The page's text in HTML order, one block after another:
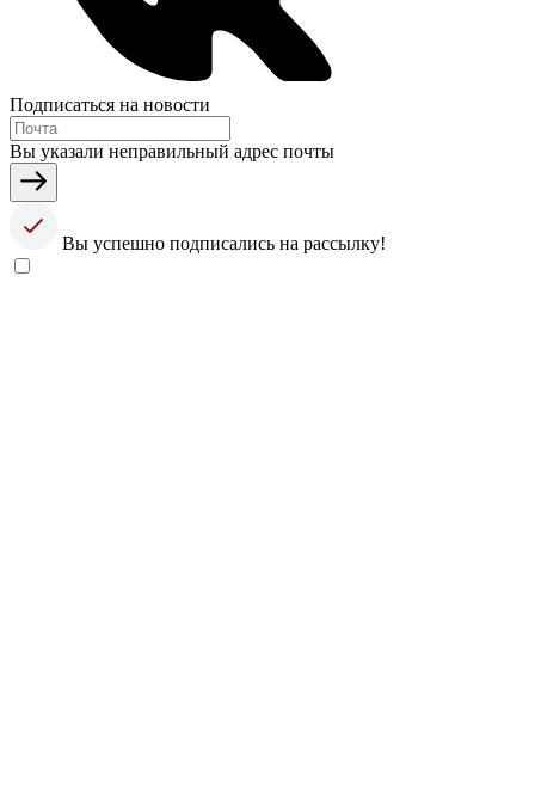
Подписаться на новости
Вы указали неправильный адрес почты
Вы успешно подписались на рассылку!